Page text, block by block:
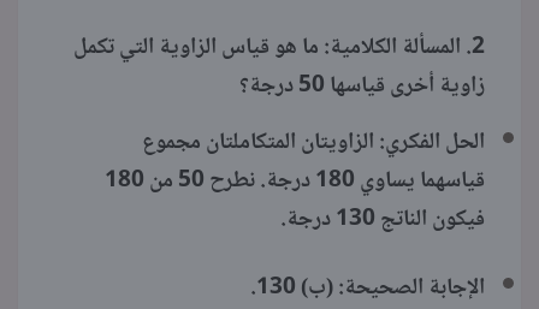
2. المسألة الكلامية: ما هو قياس الزاوية التي تكمل
زاوية أخرى قياسها 50 درجة؟
الحل الفكري: الزاويتان المتكاملتان مجموع
قياسهما يساوي 180 درجة. نطرح 50 من 180
فيكون الناتج 130 درجة.
الإجابة الصحيحة: (ب) 130.